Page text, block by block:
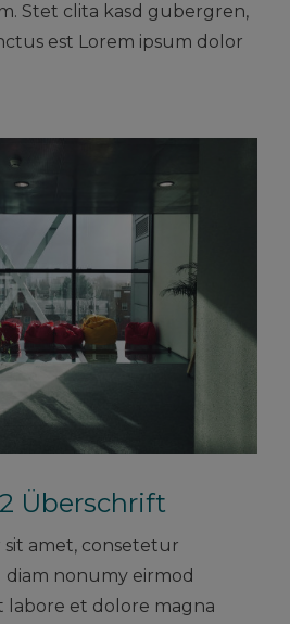
Stet clita kasd gubergren,
est Lorem ipsum dolor
Überschrift
amet, consetetur
diam nonumy eirmod
et dolore magna